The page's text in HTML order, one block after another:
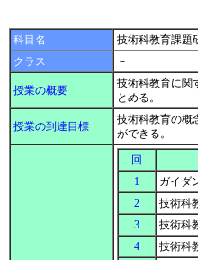
科目名
技術科教育課題
クラス
－
授業の概要
技術科教育に関
とめる。
授業の到達目標
技術科教育の概
ができる。
回
1
ガイダ
2
技術科
3
技術科
4
技術科